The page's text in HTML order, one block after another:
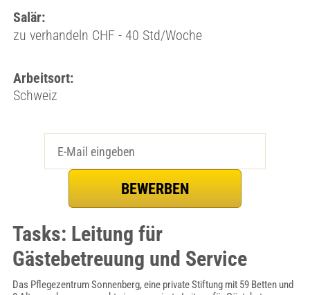
Salär:
zu verhandeln CHF - 40 Std/Woche
Arbeitsort:
Schweiz
Tasks: Leitung für
Gästebetreuung und Service
Das Pflegezentrum Sonnenberg, eine private Stiftung mit 59 Betten und